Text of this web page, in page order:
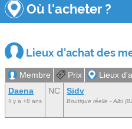
Où l'acheter ?
Lieux d'achat des
Membre Prix
Lieux
Daena
Il y a +8 ans
NC Sidv
Boutique réelle - Albi